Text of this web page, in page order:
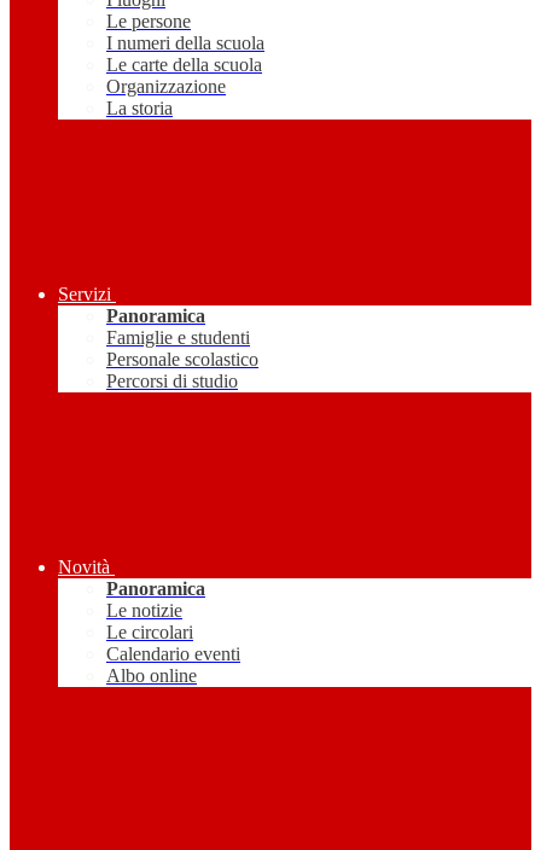
Le persone
I numeri della scuola
Le carte della scuola
Organizzazione
La storia
Servizi
Panoramica
Famiglie e studenti
Personale scolastico
Percorsi di studio
Novità
Panoramica
Le notizie
Le circolari
Calendario eventi
Albo online